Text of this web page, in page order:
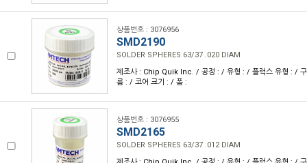
상품번호 : 3076956
SMD2190
SOLDER SPHERES 63/37 .020 DIAM
제조사 : Chip Quik Inc. / 공정 : / 유형 : / 플럭스 유형 : /
름 : / 코어 크기 : / 폼 :
상품번호 : 3076955
SMD2165
SOLDER SPHERES 63/37 .012 DIAM